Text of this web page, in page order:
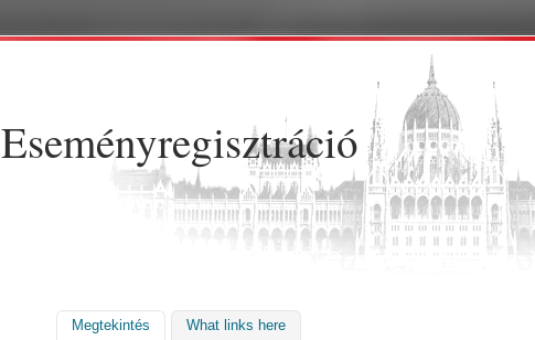
Eseményregisztráció
Megtekintés (aktív fül)What links here